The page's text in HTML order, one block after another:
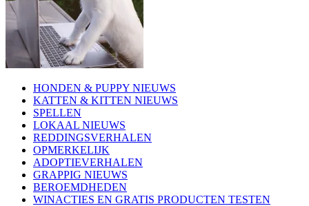
HONDEN & PUPPY NIEUWS
KATTEN & KITTEN NIEUWS
SPELLEN
LOKAAL NIEUWS
REDDINGSVERHALEN
OPMERKELIJK
ADOPTIEVERHALEN
GRAPPIG NIEUWS
BEROEMDHEDEN
WINACTIES EN GRATIS PRODUCTEN TESTEN